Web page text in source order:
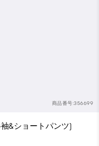
商品番号:356699
&ショートパンツ)